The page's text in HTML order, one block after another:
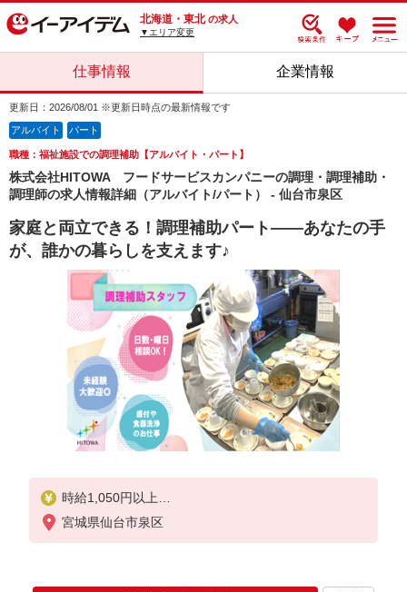
北海道・東北 の求人
▼エリア変更
仕事情報 企業情報
更新日：2026/08/01 ※更新日時点の最新情報です
アルバイト パート
職種：福祉施設での調理補助【アルバイト・パート】
株式会社HITOWA フードサービスカンパニーの調理・調理補助・
調理師の求人情報詳細（アルバイト/パート） - 仙台市泉区
家庭と両立できる！調理補助パート――あなたの手
が、誰かの暮らしを支えます♪
時給1,050円以上
※経験によりスタート時給は変動します。
※アルバイト賞与（寸志）：あり
宮城県仙台市泉区